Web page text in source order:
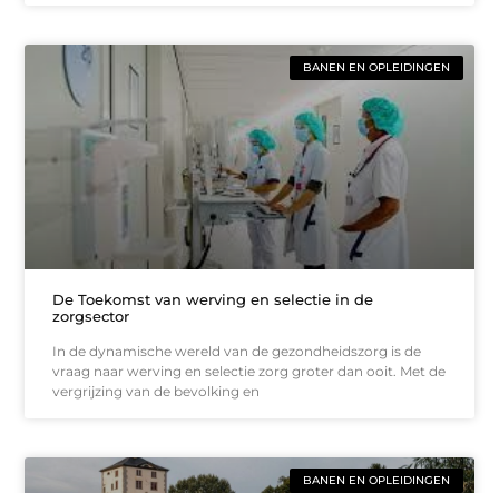
BANEN EN OPLEIDINGEN
De Toekomst van werving en selectie in de
zorgsector
In de dynamische wereld van de gezondheidszorg is de
vraag naar werving en selectie zorg groter dan ooit. Met de
vergrijzing van de bevolking en
BANEN EN OPLEIDINGEN